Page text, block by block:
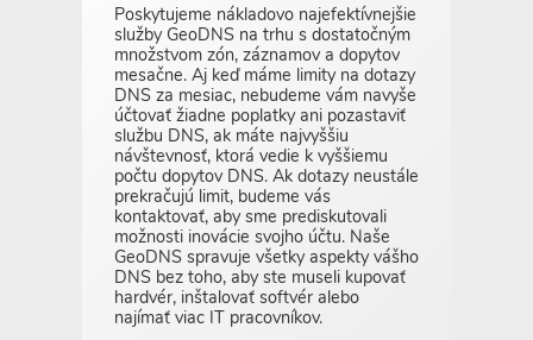
Poskytujeme nákladovo najefektívnejšie
služby GeoDNS na trhu s dostatočným
množstvom zón, záznamov a dopytov
mesačne. Aj keď máme limity na dotazy
DNS za mesiac, nebudeme vám navyše
účtovať žiadne poplatky ani pozastaviť
službu DNS, ak máte najvyššiu
návštevnosť, ktorá vedie k vyššiemu
počtu dopytov DNS. Ak dotazy neustále
prekračujú limit, budeme vás
kontaktovať, aby sme prediskutovali
možnosti inovácie svojho účtu. Naše
GeoDNS spravuje všetky aspekty vášho
DNS bez toho, aby ste museli kupovať
hardvér, inštalovať softvér alebo
najímať viac IT pracovníkov.